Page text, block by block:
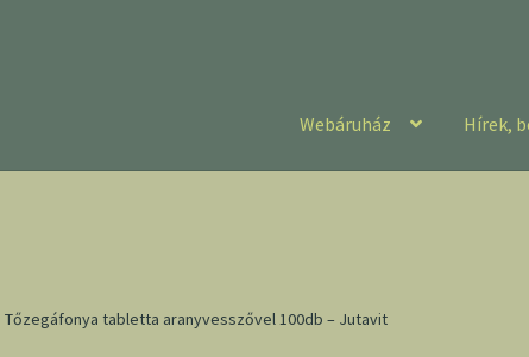
Webáruház Hírek,
Tőzegáfonya tabletta aranyvesszővel 100db – Jutavit